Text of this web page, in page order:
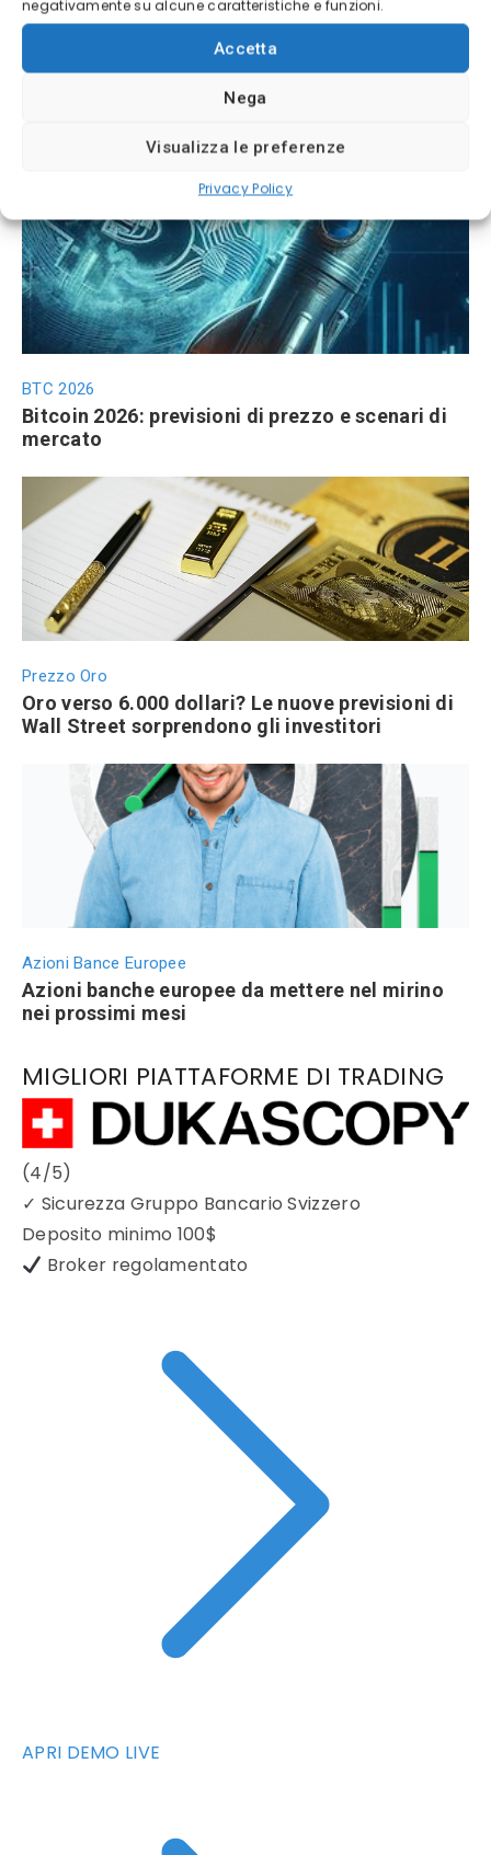
negativamente su alcune caratteristiche e funzioni.
Accetta
Nega
Visualizza le preferenze
Privacy Policy
Calendario trimestrali Borsa Italiana
uscita aprile-maggio 2026
BTC 2026
Bitcoin 2026: previsioni di prezzo e scenari di
mercato
Prezzo Oro
Oro verso 6.000 dollari? Le nuove previsioni di
Wall Street sorprendono gli investitori
Azioni Bance Europee
Azioni banche europee da mettere nel mirino
nei prossimi mesi
MIGLIORI PIATTAFORME DI TRADING
(4/5)
✓ Sicurezza Gruppo Bancario Svizzero
Deposito minimo 100$
Broker regolamentato
APRI DEMO LIVE